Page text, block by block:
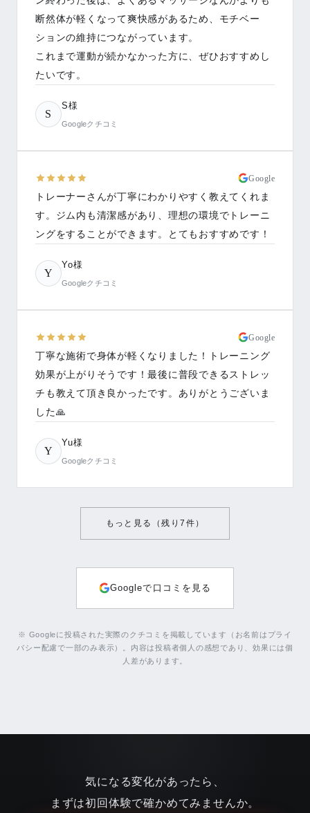
断然体が軽くなって爽快感があるため、モチベー
ションの維持につながっています。
これまで運動が続かなかった方に、ぜひおすすめし
たいです。
S
S様
Googleクチコミ
Google
トレーナーさんが丁寧にわかりやすく教えてくれま
す。ジム内も清潔感があり、理想の環境でトレーニ
ングをすることができます。とてもおすすめです！
Y
Yo様
Googleクチコミ
Google
丁寧な施術で身体が軽くなりました！トレーニング
効果が上がりそうです！最後に普段できるストレッ
チも教えて頂き良かったです。ありがとうございま
した🙏
Y
Yu様
Googleクチコミ
もっと見る（残り7 件）
Googleで口コミを見る
※ Googleに投稿された実際のクチコミを掲載しています（お名前はプライ
バシー配慮で一部のみ表示）。内容は投稿者個人の感想であり、効果には個
人差があります。
気になる変化があったら、
まずは初回体験で確かめてみませんか。